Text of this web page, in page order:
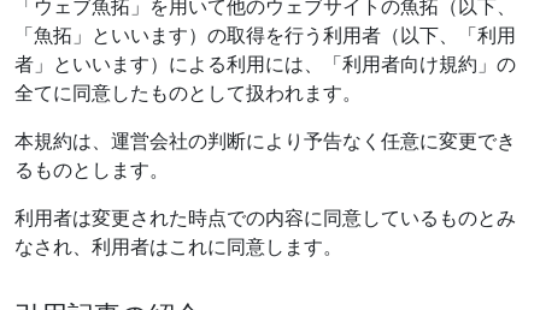
「ウェブ魚拓」を用いて他のウェブサイトの魚拓（以下、
「魚拓」といいます）の取得を行う利用者（以下、「利用
者」といいます）による利用には、「利用者向け規約」の
全てに同意したものとして扱われます。
本規約は、運営会社の判断により予告なく任意に変更でき
るものとします。
利用者は変更された時点での内容に同意しているものとみ
なされ、利用者はこれに同意します。